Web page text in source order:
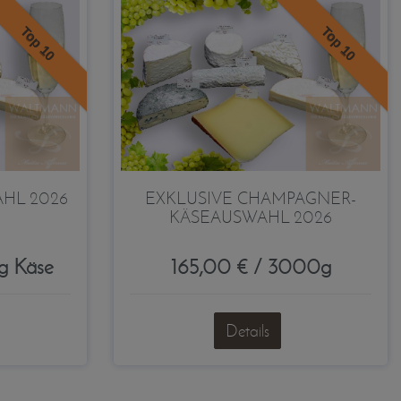
Top 10
2026
Käse
Top 10
EXKLUSIVE CHAMPAGNER-
KÄSEAUSWAHL 2026
165,00 € / 3000g
Details